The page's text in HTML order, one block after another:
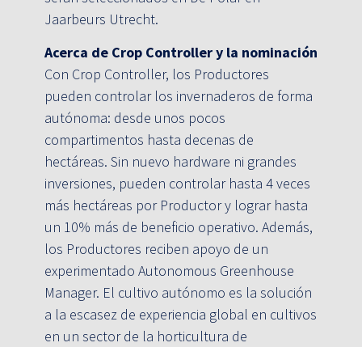
Jaarbeurs Utrecht.
Acerca de Crop Controller y la nominación
Con Crop Controller, los Productores
pueden controlar los invernaderos de forma
autónoma: desde unos pocos
compartimentos hasta decenas de
hectáreas. Sin nuevo hardware ni grandes
inversiones, pueden controlar hasta 4 veces
más hectáreas por Productor y lograr hasta
un 10% más de beneficio operativo. Además,
los Productores reciben apoyo de un
experimentado Autonomous Greenhouse
Manager. El cultivo autónomo es la solución
a la escasez de experiencia global en cultivos
en un sector de la horticultura de